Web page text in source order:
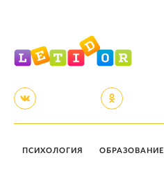
ПСИХОЛОГИЯ ОБРАЗОВАНИЕ